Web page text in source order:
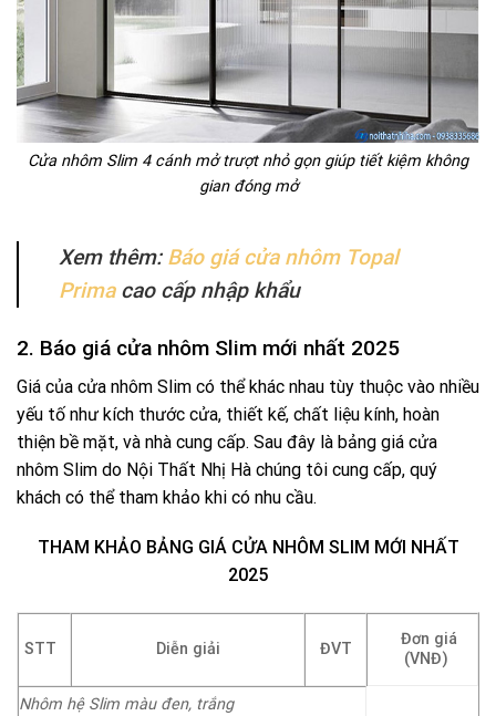
Cửa nhôm Slim 4 cánh mở trượt nhỏ gọn giúp tiết kiệm không
gian đóng mở
Xem thêm: Báo giá cửa nhôm Topal
Primacao cấp nhập khẩu
2. Báo giá cửa nhôm Slim mới nhất 2025
Giá của cửa nhôm Slim có thể khác nhau tùy thuộc vào nhiều
yếu tố như kích thước cửa, thiết kế, chất liệu kính, hoàn
thiện bề mặt, và nhà cung cấp. Sau đây là bảng giá cửa
nhôm Slim do Nội Thất Nhị Hà chúng tôi cung cấp, quý
khách có thể tham khảo khi có nhu cầu.
THAM KHẢO BẢNG GIÁ CỬA NHÔM SLIM MỚI NHẤT
2025
STT Diễn giải ĐVT
Đơn giá
(VNĐ)
Nhôm hệ Slim màu đen, trắng